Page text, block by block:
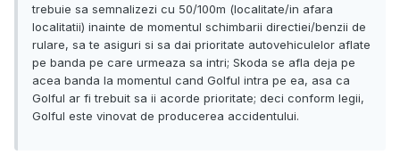
trebuie sa semnalizezi cu 50/100m (localitate/in afara
localitatii) inainte de momentul schimbarii directiei/benzii de
rulare, sa te asiguri si sa dai prioritate autovehiculelor aflate
pe banda pe care urmeaza sa intri; Skoda se afla deja pe
acea banda la momentul cand Golful intra pe ea, asa ca
Golful ar fi trebuit sa ii acorde prioritate; deci conform legii,
Golful este vinovat de producerea accidentului.